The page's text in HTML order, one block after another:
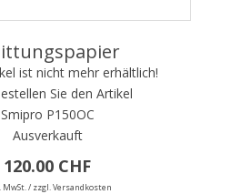
ist nicht mehr erhältlich!
Sie den Artikel
Smipro P150OC
Ausverkauft
120.00 CHF
MwSt. / zzgl. Versandkosten